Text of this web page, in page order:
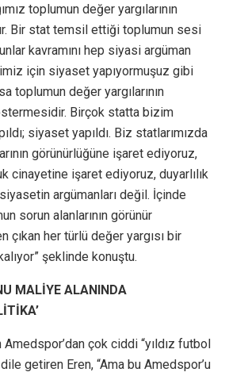
toplumun değer yargılarının
Bir stat temsil ettiği toplumun sesi
kavramını hep siyasi argüman
için siyaset yapıyormuşuz gibi
toplumun değer yargılarının
Birçok statta bizim
siyaset yapıldı. Biz statlarımızda
görünürlüğüne işaret ediyoruz,
cinayetine işaret ediyoruz, duyarlılık
argümanları değil. İçinde
sorun alanlarının görünür
çıkan her türlü değer yargısı bir
şeklinde konuştu.
MALİYE ALANINDA
Amedspor’dan çok ciddi “yıldız futbol
getiren Eren, “Ama bu Amedspor’u